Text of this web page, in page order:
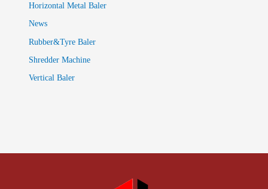
Horizontal Metal Baler
News
Rubber&Tyre Baler
Shredder Machine
Vertical Baler